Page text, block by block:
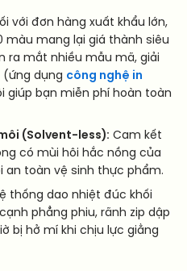
với đơn hàng xuất khẩu lớn,
màu mang lại giá thành siêu
ra mắt nhiều mẫu mã, giải
(ứng dụng công nghệ in
giúp bạn miễn phí hoàn toàn
(Solvent-less): Cam kết
có mùi hôi hắc nồng của
an toàn vệ sinh thực phẩm.
thống dao nhiệt đúc khối
phẳng phiu, rãnh zip dập
bị hở mí khi chịu lực giằng